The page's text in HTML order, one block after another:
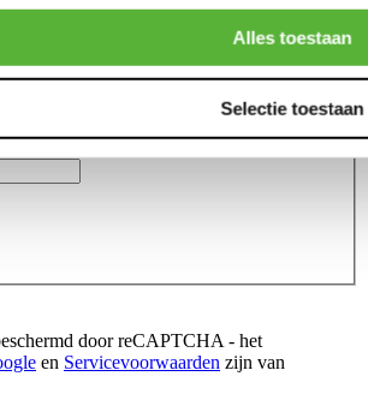
Alles toestaan
Selectie toestaan
product
door reCAPTCHA - het
en Servicevoorwaarden zijn van